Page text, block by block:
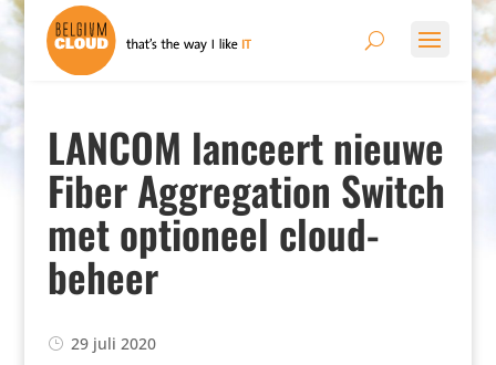
LANCOM lanceert nieuwe
Fiber Aggregation Switch
met optioneel cloud-
beheer
29 juli 2020